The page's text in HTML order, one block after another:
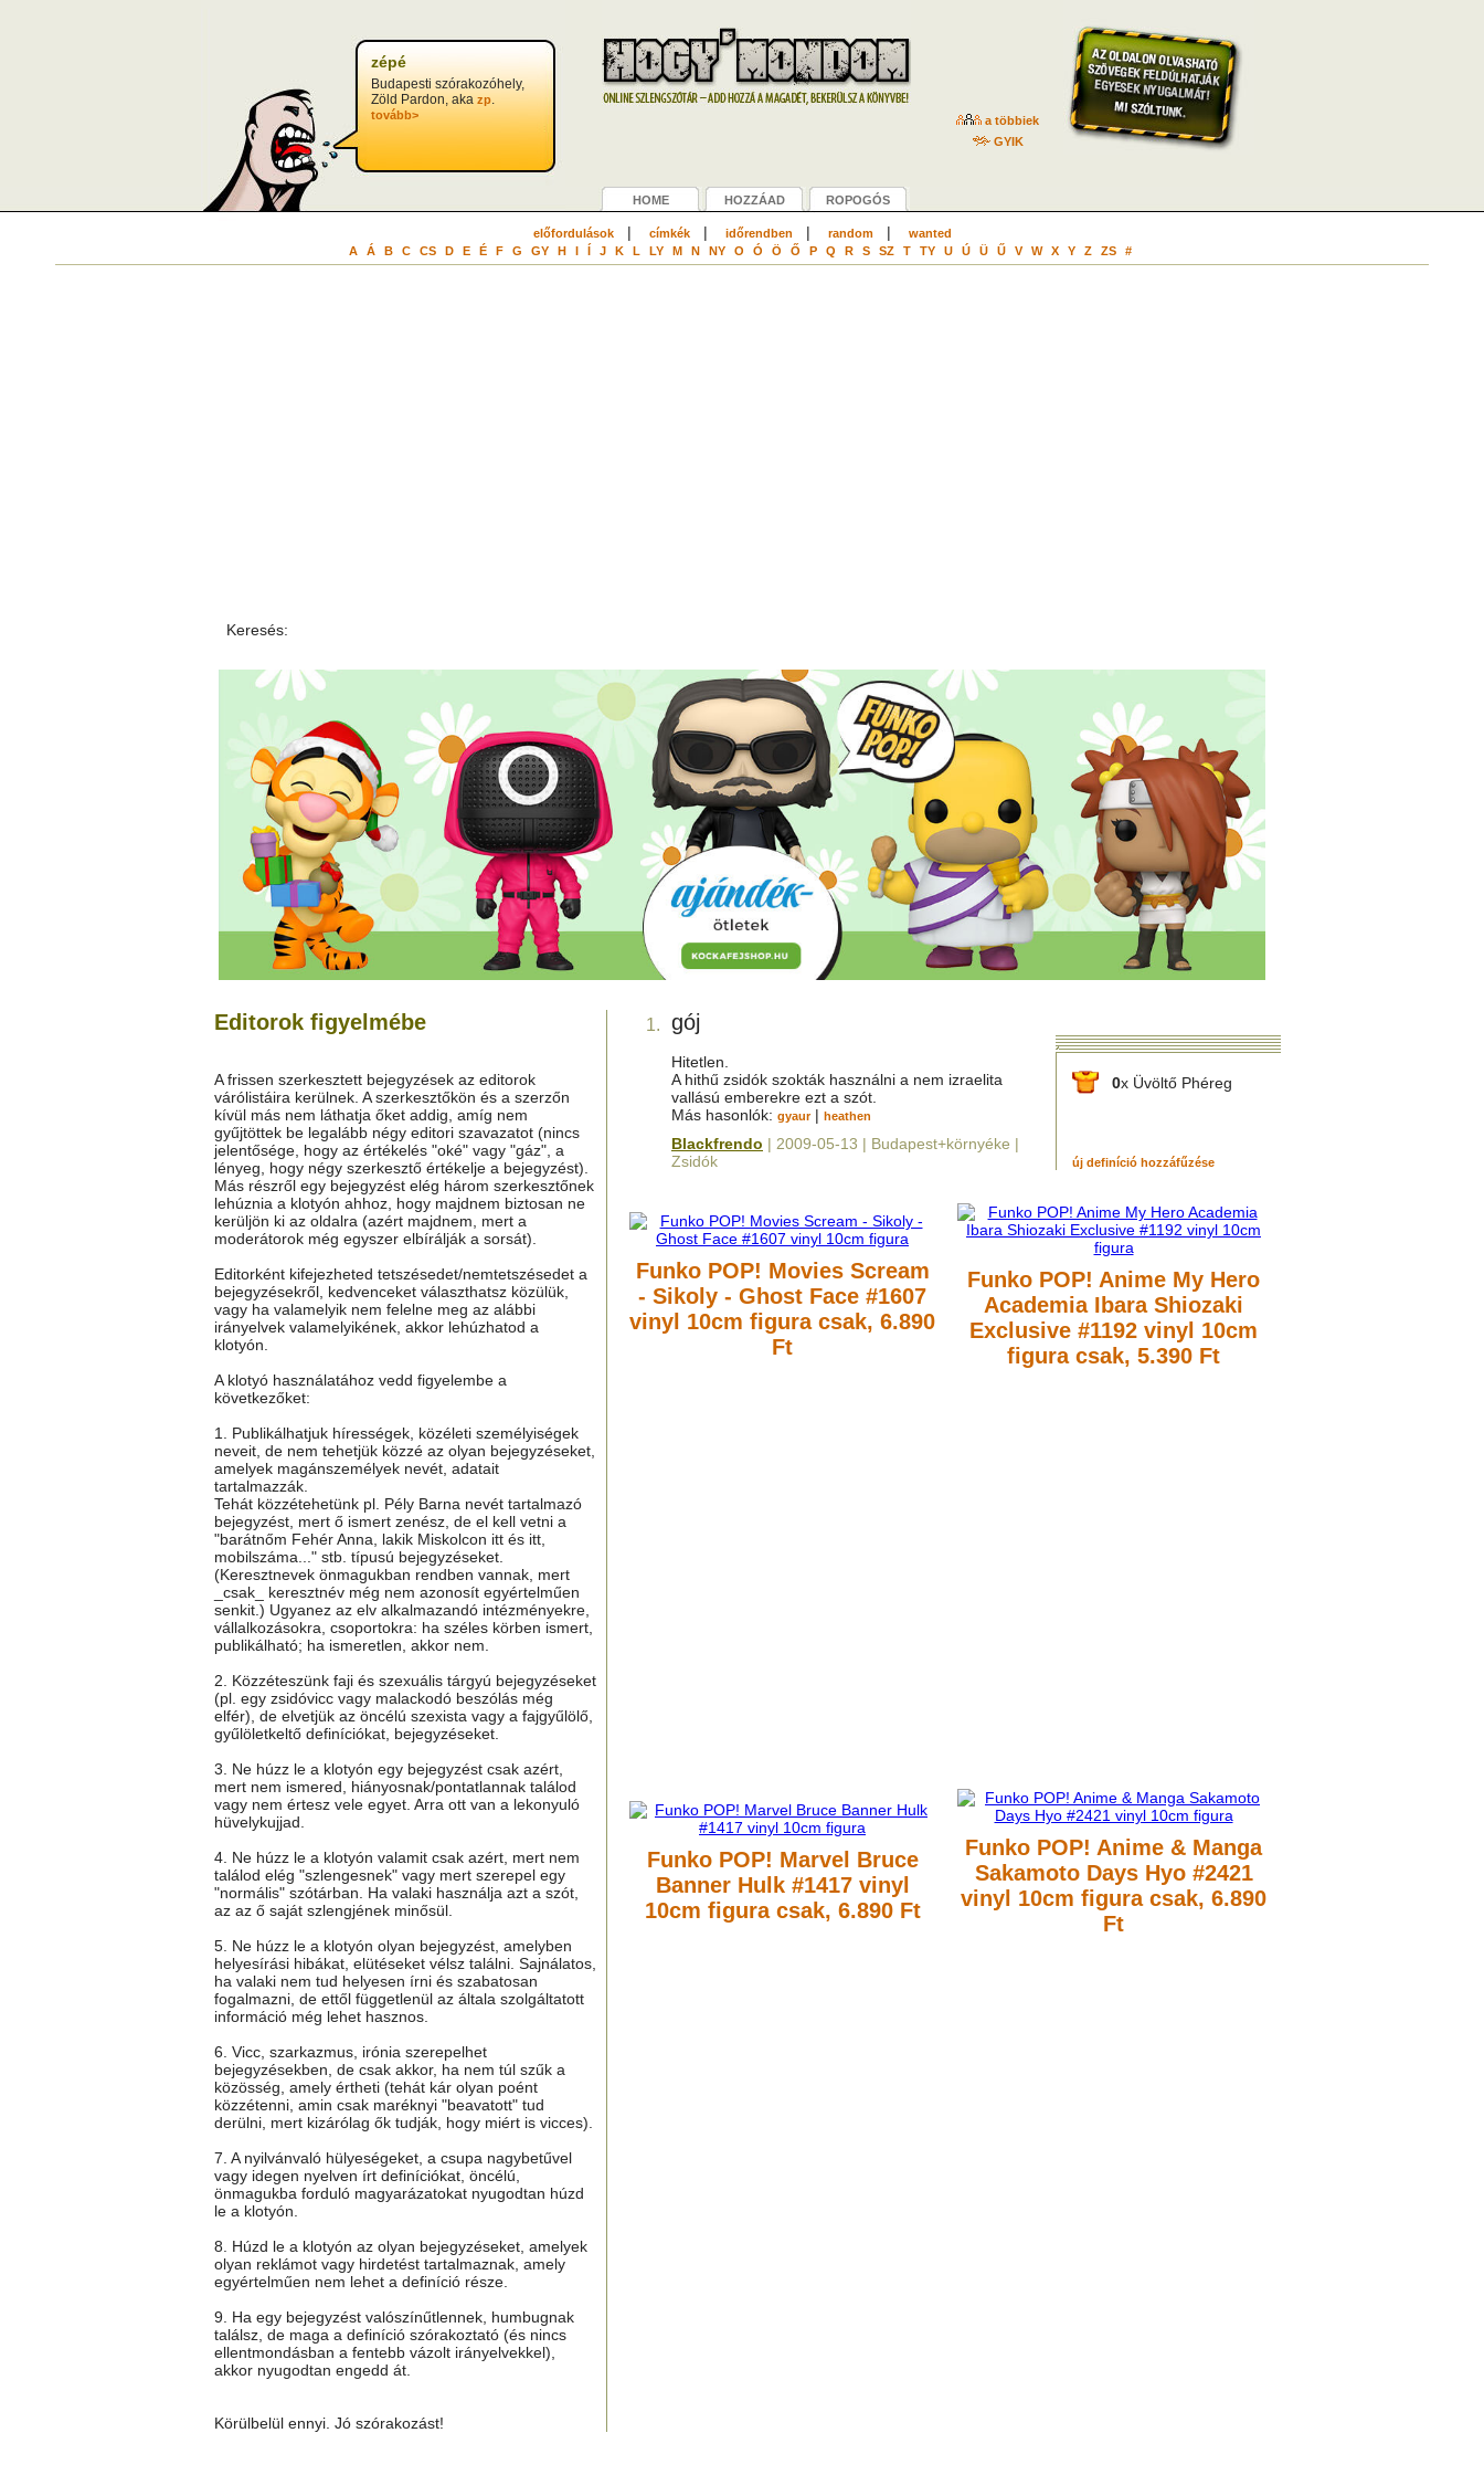
zépé
Budapesti szórakozóhely,
Zöld Pardon, aka zp.
tovább>
a többiek
GYIK
HOME HOZZÁAD ROPOGÓS
előfordulások| címkék| időrendben | random|
wanted
A
Á B C CS D E É F G GY H I Í J K L LY M N NY O Ó Ö Ő P Q R S SZ T TY U Ú Ü Ű V W X Y Z ZS #
Keresés:
Editorok figyelmébe
A frissen szerkesztett bejegyzések az editorok
várólistáira kerülnek. A szerkesztőkön és a szerzőn
kívül más nem láthatja őket addig, amíg nem
gyűjtöttek be legalább négy editori szavazatot (nincs
jelentősége, hogy az értékelés "oké" vagy "gáz", a
lényeg, hogy négy szerkesztő értékelje a bejegyzést).
Más részről egy bejegyzést elég három szerkesztőnek
lehúznia a klotyón ahhoz, hogy majdnem biztosan ne
kerüljön ki az oldalra (azért majdnem, mert a
moderátorok még egyszer elbírálják a sorsát).
Editorként kifejezheted tetszésedet/nemtetszésedet a
bejegyzésekről, kedvenceket választhatsz közülük,
vagy ha valamelyik nem felelne meg az alábbi
irányelvek valamelyikének, akkor lehúzhatod a
klotyón.
A klotyó használatához vedd figyelembe a
következőket:
1. Publikálhatjuk hírességek, közéleti személyiségek
neveit, de nem tehetjük közzé az olyan bejegyzéseket,
amelyek magánszemélyek nevét, adatait
tartalmazzák.
Tehát közzétehetünk pl. Pély Barna nevét tartalmazó
bejegyzést, mert ő ismert zenész, de el kell vetni a
"barátnőm Fehér Anna, lakik Miskolcon itt és itt,
mobilszáma..." stb. típusú bejegyzéseket.
(Keresztnevek önmagukban rendben vannak, mert
_csak_ keresztnév még nem azonosít egyértelműen
senkit.) Ugyanez az elv alkalmazandó intézményekre,
vállalkozásokra, csoportokra: ha széles körben ismert,
publikálható; ha ismeretlen, akkor nem.
2. Közzéteszünk faji és szexuális tárgyú bejegyzéseket
(pl. egy zsidóvicc vagy malackodó beszólás még
elfér), de elvetjük az öncélú szexista vagy a fajgyűlölő,
gyűlöletkeltő definíciókat, bejegyzéseket.
3. Ne húzz le a klotyón egy bejegyzést csak azért,
mert nem ismered, hiányosnak/pontatlannak találod
vagy nem értesz vele egyet. Arra ott van a lekonyuló
hüvelykujjad.
4. Ne húzz le a klotyón valamit csak azért, mert nem
találod elég "szlengesnek" vagy mert szerepel egy
"normális" szótárban. Ha valaki használja azt a szót,
az az ő saját szlengjének minősül.
5. Ne húzz le a klotyón olyan bejegyzést, amelyben
helyesírási hibákat, elütéseket vélsz találni. Sajnálatos,
ha valaki nem tud helyesen írni és szabatosan
fogalmazni, de ettől függetlenül az általa szolgáltatott
információ még lehet hasznos.
6. Vicc, szarkazmus, irónia szerepelhet
bejegyzésekben, de csak akkor, ha nem túl szűk a
közösség, amely értheti (tehát kár olyan poént
közzétenni, amin csak maréknyi "beavatott" tud
derülni, mert kizárólag ők tudják, hogy miért is vicces).
7. A nyilvánvaló hülyeségeket, a csupa nagybetűvel
vagy idegen nyelven írt definíciókat, öncélú,
önmagukba forduló magyarázatokat nyugodtan húzd
le a klotyón.
8. Húzd le a klotyón az olyan bejegyzéseket, amelyek
olyan reklámot vagy hirdetést tartalmaznak, amely
egyértelműen nem lehet a definíció része.
9. Ha egy bejegyzést valószínűtlennek, humbugnak
találsz, de maga a definíció szórakoztató (és nincs
ellentmondásban a fentebb vázolt irányelvekkel),
akkor nyugodtan engedd át.
Körülbelül ennyi. Jó szórakozást!
1. gój
Hitetlen.
A hithű zsidók szokták használni a nem izraelita
vallású emberekre ezt a szót.
Más hasonlók: gyaur| heathen
0x Üvöltő Phéreg
Blackfrendo | 2009-05-13 | Budapest+környéke |
Zsidók
új definíció hozzáfűzése
Funko POP! Movies Scream
- Sikoly - Ghost Face #1607
vinyl 10cm figuracsak, 6.890
Ft
Funko POP! Anime My Hero
Academia Ibara Shiozaki
Exclusive #1192 vinyl 10cm
figuracsak, 5.390 Ft
Funko POP! Marvel Bruce
Banner Hulk #1417 vinyl
10cm figuracsak, 6.890 Ft
Funko POP! Anime & Manga
Sakamoto Days Hyo #2421
vinyl 10cm figuracsak, 6.890
Ft